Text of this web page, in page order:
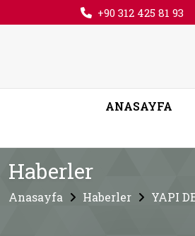
+90 312 425 81 93
ANASAYFA
Haberler
Anasayfa Haberler YAPI